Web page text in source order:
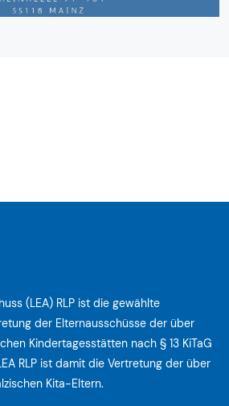
(LEA) RLP ist die gewählte
der Elternausschüsse der über
Kindertagesstätten nach § 13 KiTaG
RLP ist damit die Vertretung der über
Kita-Eltern.